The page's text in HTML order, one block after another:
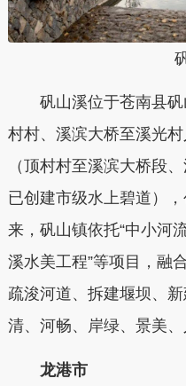
矾山溪位于苍南县
村村、溪滨大桥至溪光
（顶村村至溪滨大桥段
已创建市级水上碧道）
来，矾山镇依托“中小河
溪水美工程”等项目，融
疏浚河道、拆建堰坝、
清、河畅、岸绿、景美、
龙港市